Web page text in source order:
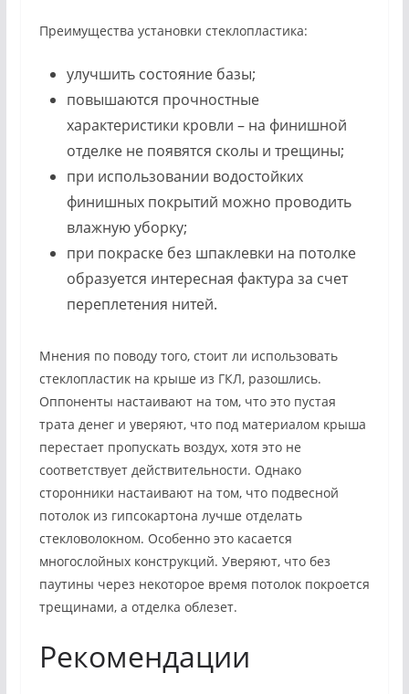
Преимущества установки стеклопластика:
улучшить состояние базы;
повышаются прочностные
характеристики кровли – на финишной
отделке не появятся сколы и трещины;
при использовании водостойких
финишных покрытий можно проводить
влажную уборку;
при покраске без шпаклевки на потолке
образуется интересная фактура за счет
переплетения нитей.
Мнения по поводу того, стоит ли использовать
стеклопластик на крыше из ГКЛ, разошлись.
Оппоненты настаивают на том, что это пустая
трата денег и уверяют, что под материалом крыша
перестает пропускать воздух, хотя это не
соответствует действительности. Однако
сторонники настаивают на том, что подвесной
потолок из гипсокартона лучше отделать
стекловолокном. Особенно это касается
многослойных конструкций. Уверяют, что без
паутины через некоторое время потолок покроется
трещинами, а отделка облезет.
Рекомендации